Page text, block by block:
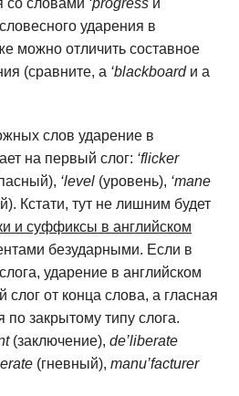
со словами ‘progress и
ударения в
можно отличить составное
(сравните, a ‘blackboardи a
слов ударение в
на первый слог: ‘flicker
‘level (уровень), ‘mane
Кстати, тут не лишним будет
и суффиксы в английском
безударными. Если в
ударение в английском
слог от конца слова, а гласная
по закрытому типу слога.
(заключение), de’liberate
(гневный), manu’facturer